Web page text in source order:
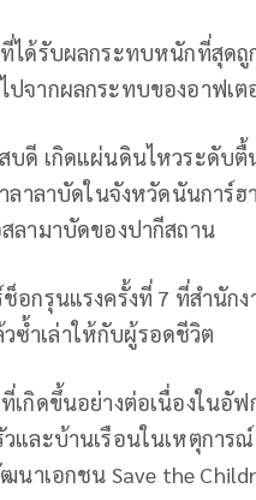
ได้รับผลกระทบหนักที่สุด
ปจากผลกระทบของอาฟเต
บดี เกิดแผ่นดินไหวระดับ
ลาลาบัดในจังหวัดนันการ์
ลามาบัดของปากีสถาน
อกรุนแรงครั้งที่ 7 ที่สำนัก
ซ้ำเล่าให้กับผู้รอดชีวิต
เกิดขึ้นอย่างต่อเนื่องในอั
และบ้านเรือนในเหตุการ
นาเอกชน Save the